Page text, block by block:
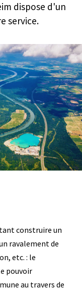
& loisirs
dispose d'un
service.
construire un
ravalement de
etc. : le
pouvoir
au travers de